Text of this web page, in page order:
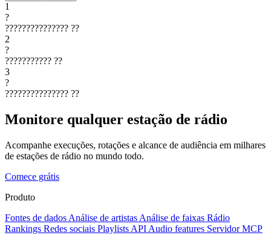
1
?
??????????????? ??
2
?
??????????? ??
3
?
??????????????? ??
Monitore qualquer estação de rádio
Acompanhe execuções, rotações e alcance de audiência em milhares
de estações de rádio no mundo todo.
Comece grátis
Produto
Fontes de dados Análise de artistas Análise de faixas Rádio
Rankings Redes sociais Playlists API Audio features Servidor MCP